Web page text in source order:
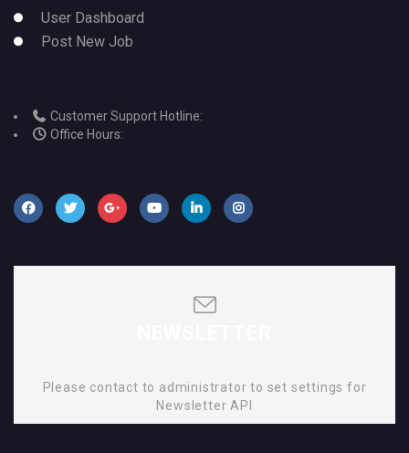
User Dashboard
Post New Job
Customer Support Hotline:
Office Hours:
Please contact to administrator to set settings for
Newsletter API